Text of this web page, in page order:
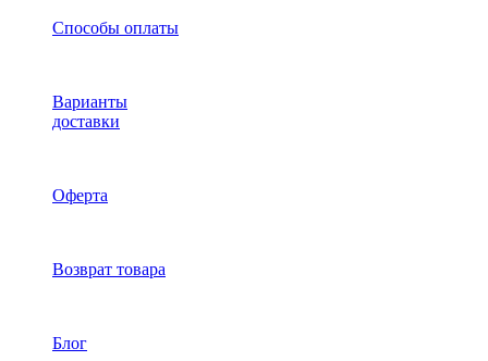
Способы оплаты
Варианты
доставки
Оферта
Возврат товара
Блог